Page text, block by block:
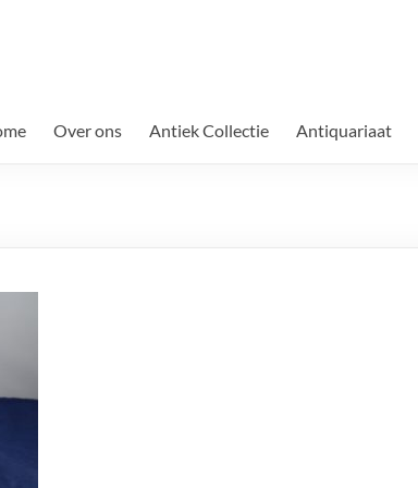
Over ons Antiek Collectie Antiquariaat